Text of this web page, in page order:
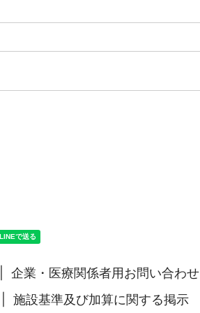
企業・医療関係者用お問い合わせ
施設基準及び加算に関する掲示